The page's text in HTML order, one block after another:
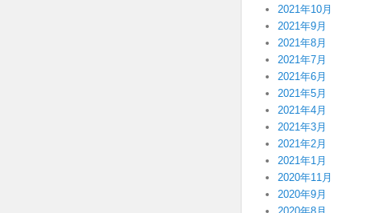
2021年10月
2021年9月
2021年8月
2021年7月
2021年6月
2021年5月
2021年4月
2021年3月
2021年2月
2021年1月
2020年11月
2020年9月